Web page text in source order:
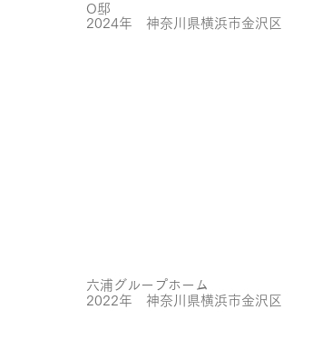
O邸
2024年 神奈川県横浜市金沢区
六浦グループホーム
2022年 神奈川県横浜市金沢区